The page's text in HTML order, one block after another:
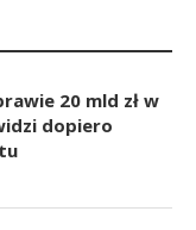
20 mld zł w
dopiero